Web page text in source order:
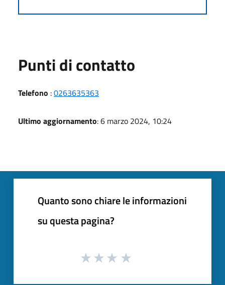
Punti di contatto
Telefono :0263635363
Ultimo aggiornamento: 6 marzo 2024, 10:24
Quanto sono chiare le informazioni
su questa pagina?